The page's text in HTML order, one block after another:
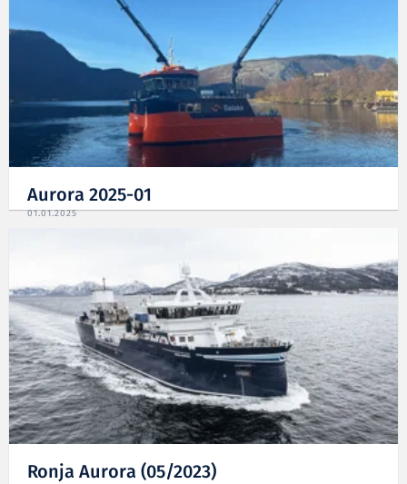
Aurora 2025-01
01.01.2025
Ronja Aurora (05/2023)